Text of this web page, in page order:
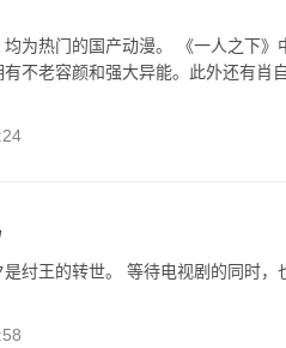
均为热门的国产动漫。 《一人之下
有不老容颜和强大异能。此外还有
纣王的转世。 等待电视剧的同时